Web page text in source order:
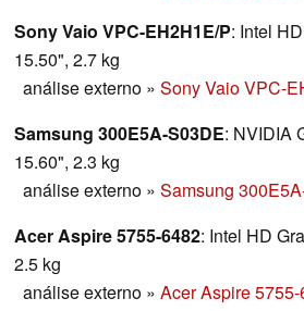
Sony Vaio VPC-EH2H1E/P: Intel
15.50", 2.7 kg
análise externo » Sony Vaio VPC-
Samsung 300E5A-S03DE: NVIDIA
15.60", 2.3 kg
análise externo » Samsung
Acer Aspire 5755-6482: Intel HD
2.5 kg
análise externo » Acer Aspire